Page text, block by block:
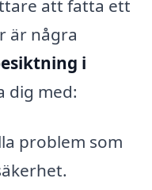
att fatta ett
är några
i
dig med:
problem som